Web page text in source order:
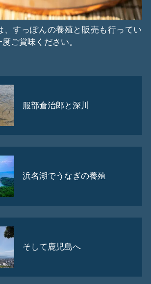
、すっぽんの養殖と販売も行ってい
ご賞味ください。
服部倉治郎と深川
浜名湖でうなぎの養殖
そして鹿児島へ